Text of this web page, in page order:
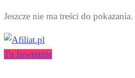
Jeszcze nie ma treści do pokazania.
Tu Inwestuje